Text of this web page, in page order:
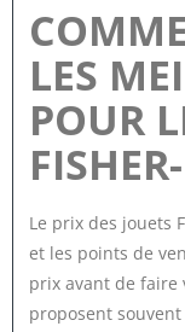
LES
POUR
Le prix des jouets
et les points de
prix avant de faire
proposent